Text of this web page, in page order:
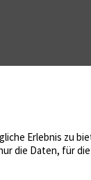
Erlebnis zu
die Daten, für